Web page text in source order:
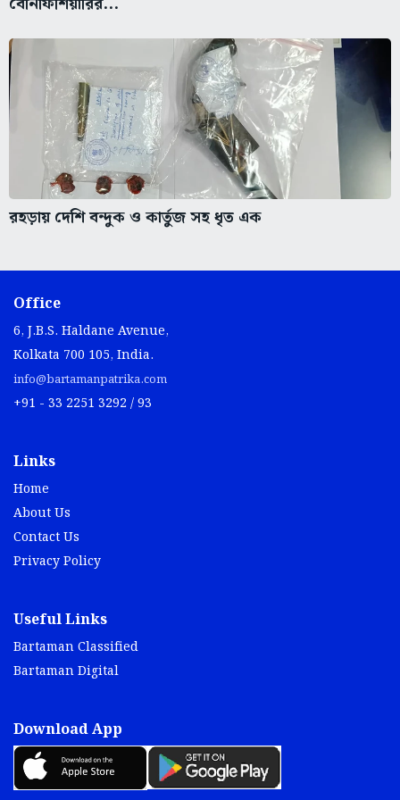
রহড়ায় দেশি বন্দুক ও কার্তুজ সহ ধৃত এক
Office
6, J.B.S. Haldane Avenue,
Kolkata 700 105, India.
info@bartamanpatrika.com
+91 - 33 2251 3292 / 93
Links
Home
About Us
Contact Us
Privacy Policy
Useful Links
Bartaman Classified
Bartaman Digital
Download App